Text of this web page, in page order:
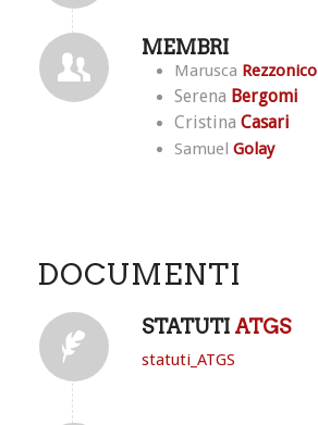
MEMBRI
Marusca Rezzonico
Serena Bergomi
Cristina Casari
Samuel Golay
DOCUMENTI
STATUTI ATGS
statuti_ATGS